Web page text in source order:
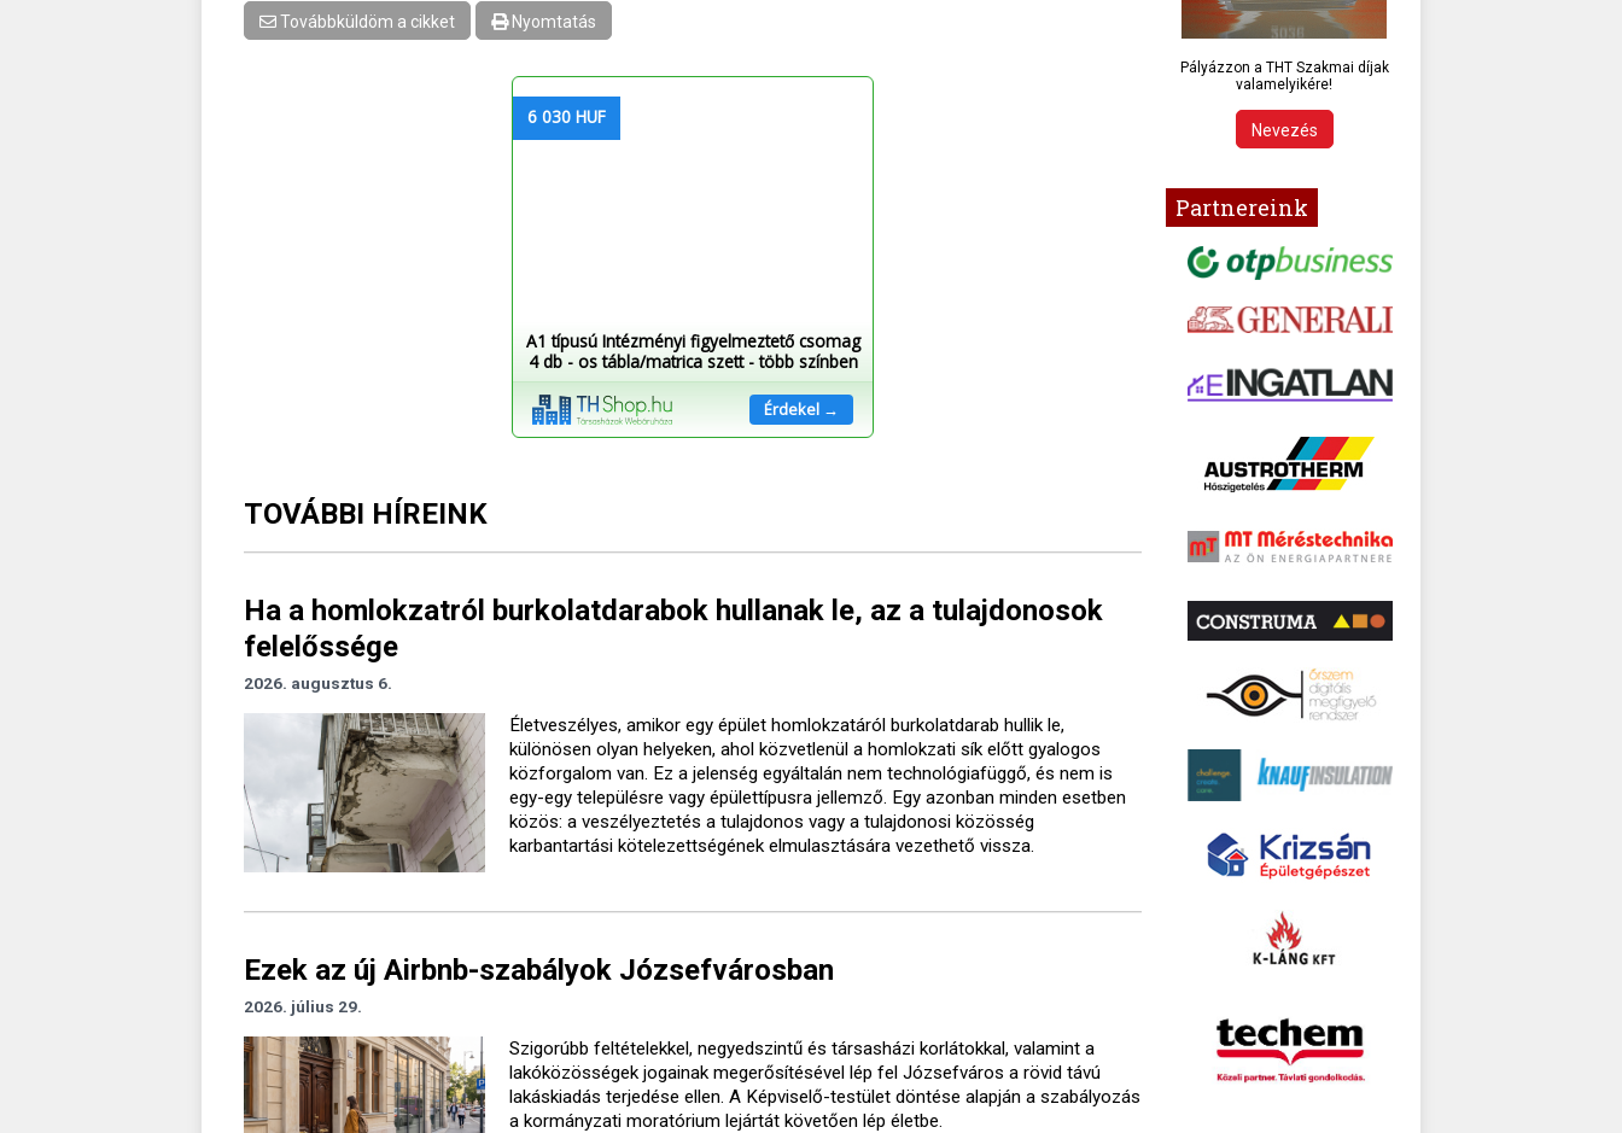
Továbbküldöm a cikket Nyomtatás
6 030 HUF
A1 típusú Intézményi figyelmeztető csomag
4 db - os tábla/matrica szett - több színben
Érdekel →
TOVÁBBI HÍREINK
Ha a homlokzatról burkolatdarabok hullanak le, az a tulajdonosok
felelőssége
2026. augusztus 6.
Életveszélyes, amikor egy épület homlokzatáról burkolatdarab hullik le,
különösen olyan helyeken, ahol közvetlenül a homlokzati sík előtt gyalogos
közforgalom van. Ez a jelenség egyáltalán nem technológiafüggő, és nem is
egy-egy településre vagy épülettípusra jellemző. Egy azonban minden esetben
közös: a veszélyeztetés a tulajdonos vagy a tulajdonosi közösség
karbantartási kötelezettségének elmulasztására vezethető vissza.
Ezek az új Airbnb-szabályok Józsefvárosban
2026. július 29.
Szigorúbb feltételekkel, negyedszintű és társasházi korlátokkal, valamint a
lakóközösségek jogainak megerősítésével lép fel Józsefváros a rövid távú
lakáskiadás terjedése ellen. A Képviselő-testület döntése alapján a szabályozás
a kormányzati moratórium lejártát követően lép életbe.
Pályázzon a THT Szakmai díjak
valamelyikére!
Nevezés
Partnereink